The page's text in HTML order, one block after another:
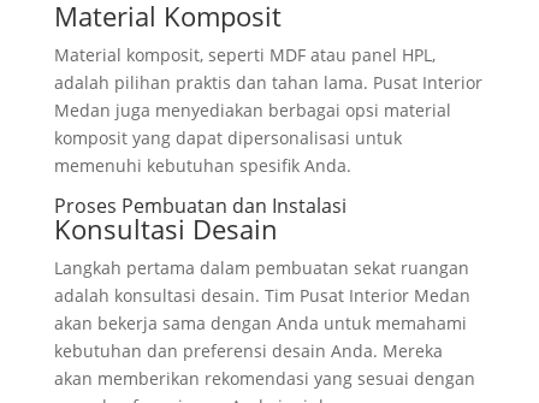
Material Komposit
Material komposit, seperti MDF atau panel HPL,
adalah pilihan praktis dan tahan lama. Pusat Interior
Medan juga menyediakan berbagai opsi material
komposit yang dapat dipersonalisasi untuk
memenuhi kebutuhan spesifik Anda.
Proses Pembuatan dan Instalasi
Konsultasi Desain
Langkah pertama dalam pembuatan sekat ruangan
adalah konsultasi desain. Tim Pusat Interior Medan
akan bekerja sama dengan Anda untuk memahami
kebutuhan dan preferensi desain Anda. Mereka
akan memberikan rekomendasi yang sesuai dengan